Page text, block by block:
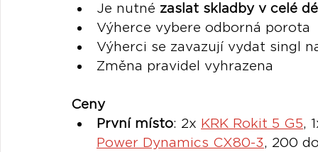
Je nutné zaslat skladby v celé
Výherce vybere odborná porota
Výherci se zavazují vydat singl
Změna pravidel vyhrazena
Ceny
První místo: 2x KRK Rokit 5 G5,
Power Dynamics CX80-3, 200